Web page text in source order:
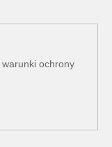
warunki ochrony